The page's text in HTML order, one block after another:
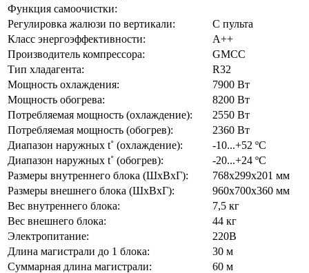
Функция самоочистки:
Регулировка жалюзи по вертикали:
С пульта
Класс энергоэффективности:
А++
Производитель компрессора:
GMCC
Тип хладагента:
R32
Мощность охлаждения:
7900 Вт
Мощность обогрева:
8200 Вт
Потребляемая мощность (охлаждение):
2550 Вт
Потребляемая мощность (обогрев):
2360 Вт
Диапазон наружных t˚ (охлаждение):
-10...+52 ºС
Диапазон наружных t˚ (обогрев):
-20...+24 ºC
Размеры внутреннего блока (ШхВхГ):
768х299х201 мм
Размеры внешнего блока (ШхВхГ):
960х700х360 мм
Вес внутреннего блока:
7,5 кг
Вес внешнего блока:
44 кг
Электропитание:
220В
Длина магистрали до 1 блока:
30 м
Суммарная длина магистрали:
60 м